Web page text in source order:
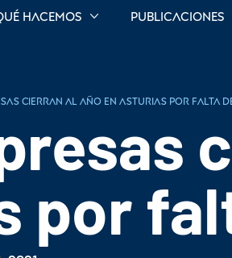
hacemos Publicaciones
cierran al año en Asturias por falta
por